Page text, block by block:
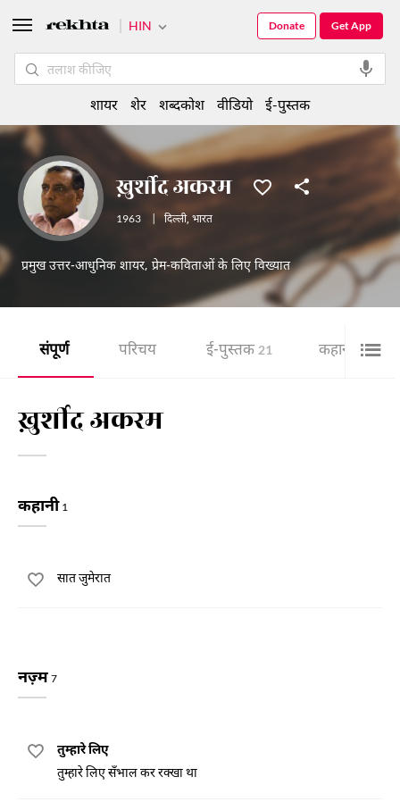
ख़ुर्शीद अकरम
1963 दिल्ली, भारत
प्रमुख उत्तर-आधुनिक शायर, प्रेम-कविताओं के लिए विख्यात
संपूर्ण परिचय ई-पुस्तक 21 कहानी 1
ख़ुर्शीद अकरम
कहानी 1
सात जुमेरात
नज़्म 7
तुम्हारे लिए
तुम्हारे लिए सँभाल कर रक्खा था
HIN Get App
Donate
शायर शेर शब्दकोश वीडियो ई-पुस्तक